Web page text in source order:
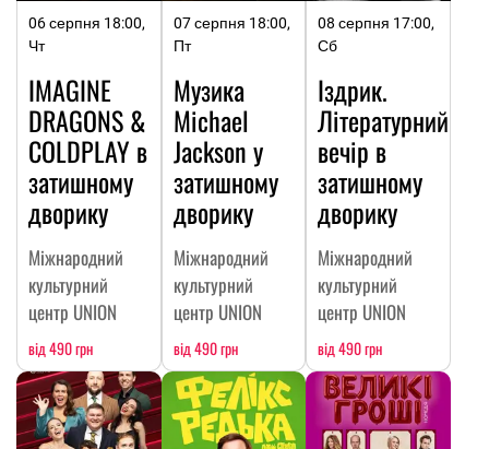
06 серпня 18:00,
Чт
IMAGINE
DRAGONS &
COLDPLAY в
затишному
дворику
Міжнародний
культурний
центр UNION
від 490 грн
07 серпня 18:00,
Пт
Музика
Michael
Jackson у
затишному
дворику
Міжнародний
культурний
центр UNION
від 490 грн
08 серпня 17:00,
Сб
Іздрик.
Літературний
вечір в
затишному
дворику
Міжнародний
культурний
центр UNION
від 490 грн